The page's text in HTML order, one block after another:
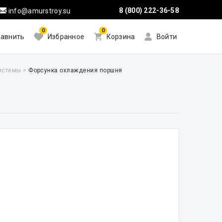
info@amurstroy.su 8 (800) 222-36-58
0
Избранное
0
Корзина Войти
> Форсунка охлаждения поршня